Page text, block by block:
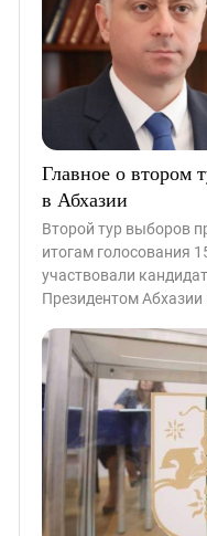
Главное о втором
в Абхазии
Второй тур выборов
итогам голосования
участвовали
Президентом Абхазии